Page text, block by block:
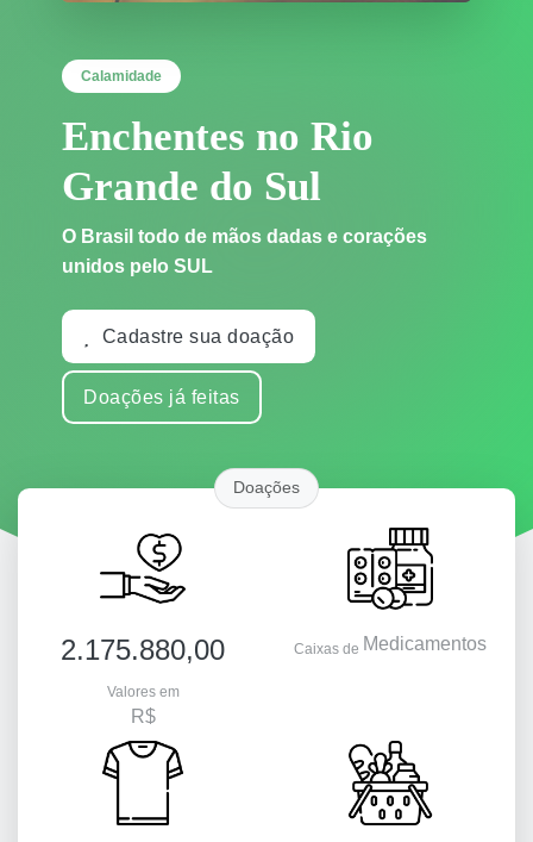
Calamidade
Enchentes no Rio
Grande do Sul
O Brasil todo de mãos dadas e corações
unidos pelo SUL
Cadastre sua doação
Doações já feitas
Doações
2.175.880,00
Valores em
R$
Caixas de Medicamentos